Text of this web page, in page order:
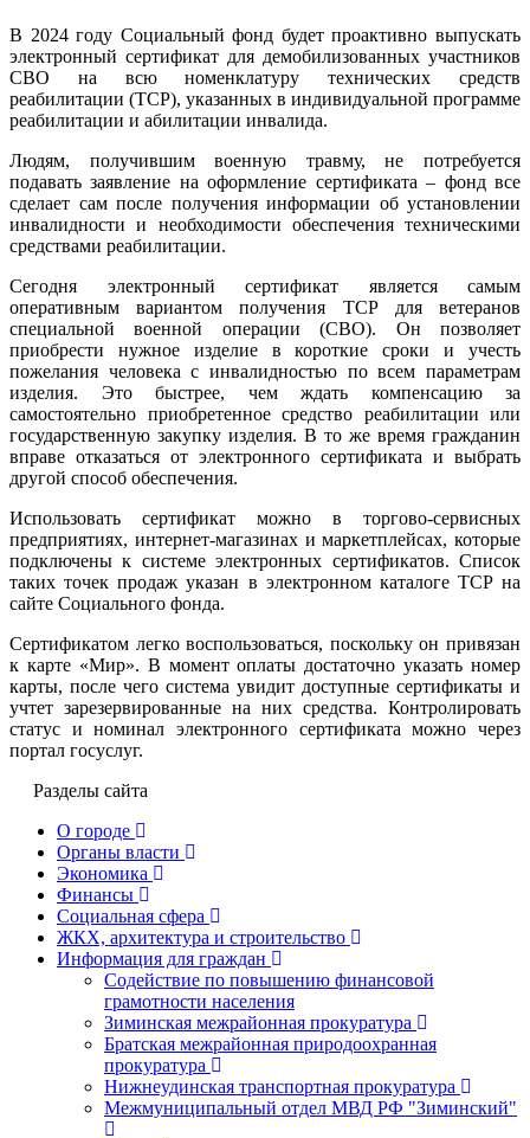
В 2024 году Социальный фонд будет проактивно выпускать
электронный сертификат для демобилизованных участников
СВО на всю номенклатуру технических средств
реабилитации (ТСР), указанных в индивидуальной программе
реабилитации и абилитации инвалида.
Людям, получившим военную травму, не потребуется
подавать заявление на оформление сертификата – фонд все
сделает сам после получения информации об установлении
инвалидности и необходимости обеспечения техническими
средствами реабилитации.
Сегодня электронный сертификат является самым
оперативным вариантом получения ТСР для ветеранов
специальной военной операции (СВО). Он позволяет
приобрести нужное изделие в короткие сроки и учесть
пожелания человека с инвалидностью по всем параметрам
изделия. Это быстрее, чем ждать компенсацию за
самостоятельно приобретенное средство реабилитации или
государственную закупку изделия. В то же время гражданин
вправе отказаться от электронного сертификата и выбрать
другой способ обеспечения.
Использовать сертификат можно в торгово-сервисных
предприятиях, интернет-магазинах и маркетплейсах, которые
подключены к системе электронных сертификатов. Список
таких точек продаж указан в электронном каталоге ТСР на
сайте Социального фонда.
Сертификатом легко воспользоваться, поскольку он привязан
к карте «Мир». В момент оплаты достаточно указать номер
карты, после чего система увидит доступные сертификаты и
учтет зарезервированные на них средства. Контролировать
статус и номинал электронного сертификата можно через
портал госуслуг.
Разделы сайта
О городе
Органы власти
Экономика
Финансы
Социальная сфера
ЖКХ, архитектура и строительство
Информация для граждан
Содействие по повышению финансовой
грамотности населения
Зиминская межрайонная прокуратура
Братская межрайонная природоохранная
прокуратура
Нижнеудинская транспортная прокуратура
Межмуниципальный отдел МВД РФ "Зиминский"